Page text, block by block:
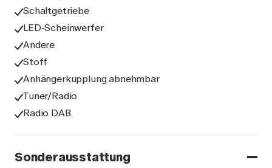
Schaltgetriebe
LED-Scheinwerfer
Andere
Stoff
Anhängerkupplung abnehmbar
Tuner/Radio
Radio DAB
Sonderausstattung